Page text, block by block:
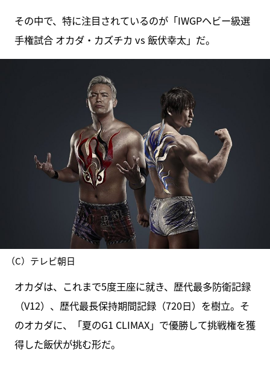
その中で、特に注目されているのが「IWGPヘビー級選
手権試合 オカダ・カズチカ vs 飯伏幸太」だ。
（C）テレビ朝日
オカダは、これまで5度王座に就き、歴代最多防衛記録
（V12）、歴代最長保持期間記録（720日）を樹立。そ
のオカダに、「夏のG1 CLIMAX」で優勝して挑戦権を獲
得した飯伏が挑む形だ。